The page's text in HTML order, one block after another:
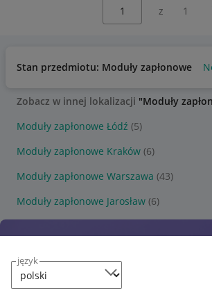
język
z 1
Stan przedmiotu: Moduły zapłonowe
Zobacz w innej lokalizacji "Moduły
Moduły zapłonowe Łódź (5)
Moduły zapłonowe Kraków (6)
Moduły zapłonowe Warszawa (43)
Moduły zapłonowe Jarosław (6)